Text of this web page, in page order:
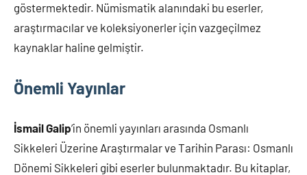
göstermektedir. Nümismatik alanındaki bu eserler,
araştırmacılar ve koleksiyonerler için vazgeçilmez
kaynaklar haline gelmiştir.
Önemli Yayınlar
İsmail Galip’in önemli yayınları arasında Osmanlı
Sikkeleri Üzerine Araştırmalar ve Tarihin Parası: Osmanlı
Dönemi Sikkeleri gibi eserler bulunmaktadır. Bu kitaplar,